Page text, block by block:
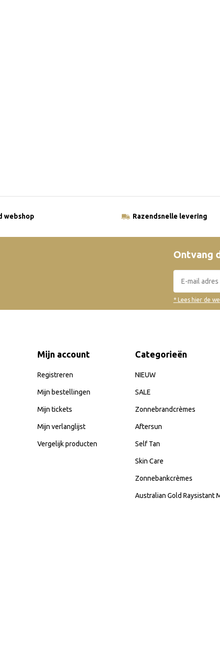
webshop Razendsnelle levering
Ontvang
* Lees hier de
Mijn account
Registreren
Mijn bestellingen
Mijn tickets
Mijn verlanglijst
Vergelijk producten
Categorieën
NIEUW
SALE
Zonnebrandcrèmes
Aftersun
Self Tan
Skin Care
Zonnebankcrèmes
Australian Gold Raysistant